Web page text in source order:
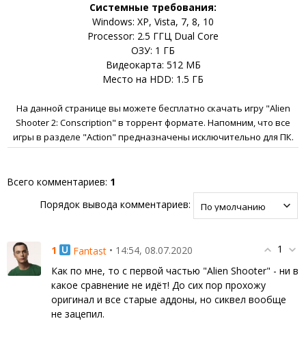
Системные требования:
Windows: XP, Vista, 7, 8, 10
Processor: 2.5 ГГЦ Dual Core
ОЗУ: 1 ГБ
Видеокарта: 512 МБ
Место на HDD: 1.5 ГБ
На данной странице вы можете бесплатно скачать игру "Alien
Shooter 2: Conscription" в торрент формате. Напомним, что все
игры в разделе "Action" предназначены исключительно для ПК.
Всего комментариев: 1
Порядок вывода комментариев:
1
1 Fantast • 14:54, 08.07.2020
Как по мне, то с первой частью "Alien Shooter" - ни в
какое сравнение не идёт! До сих пор прохожу
оригинал и все старые аддоны, но сиквел вообще
не зацепил.